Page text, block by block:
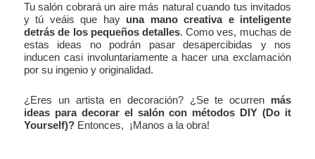
Tu salón cobrará un aire más natural cuando tus invitados
y tú veáis que hay una mano creativa e inteligente
detrás de los pequeños detalles. Como ves, muchas de
estas ideas no podrán pasar desapercibidas y nos
inducen casi involuntariamente a hacer una exclamación
por su ingenio y originalidad.
¿Eres un artista en decoración? ¿Se te ocurren más
ideas para decorar el salón con métodos DIY (Do it
Yourself)? Entonces, ¡Manos a la obra!